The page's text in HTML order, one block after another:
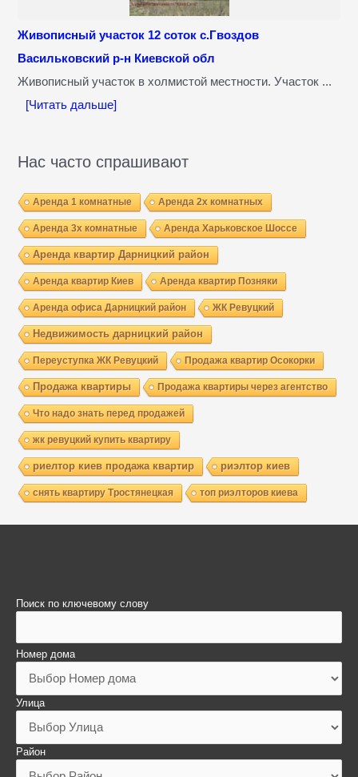
Живописный участок 12 соток с.Гвоздов
Васильковский р-н Киевской обл
Живописный участок в холмистой местности. Участок ...
[Читать дальше]
Нас часто спрашивают
Аренда 1 комнатные Аренда 2х комнатных
Аренда 3х комнатные Аренда Харьковское Шоссе
Аренда квартир Дарницкий район
Аренда квартир Киев Аренда квартир Позняки
Аренда офиса Дарницкий район ЖК Ревуцкий
Недвижимость дарницкий район
Переуступка ЖК Ревуцкий Продажа квартир Осокорки
Продажа квартиры Продажа квартиры через агентство
Что надо знать перед продажей
жк ревуцкий купить квартиру
риелтор киев продажа квартир риэлтор киев
снять квартиру Тростянецкая топ риэлторов киева
Поиск по ключевому слову
Номер дома
Улица
Район